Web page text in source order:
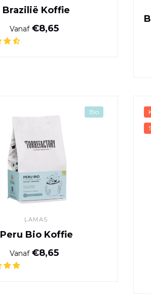
Brazilië Koffie
Normale prijs
Vanaf€8,65
LAMAS
Peru Bio Koffie
Normale prijs
Vanaf€8,65
Bio